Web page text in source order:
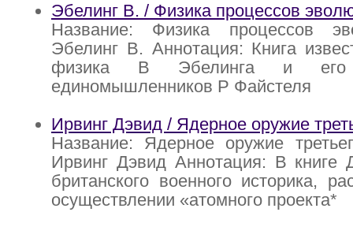
Эбелинг В. / Физика процессов
Название: Физика процессов
Эбелинг В. Аннотация: Книга
физика В Эбелинга и его
единомышленников Р Файстеля
Ирвинг Дэвид / Ядерное оружие
Название: Ядерное оружие
Ирвинг Дэвид Аннотация: В книге
британского военного историка,
осуществлении «атомного проекта*